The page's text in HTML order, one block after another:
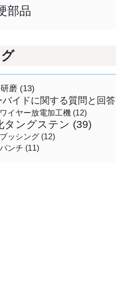
部品
磨 (13)
バイドに関する質問と回答
イヤー放電加工機 (12)
タングステン (39)
ッシング (12)
ンチ (11)